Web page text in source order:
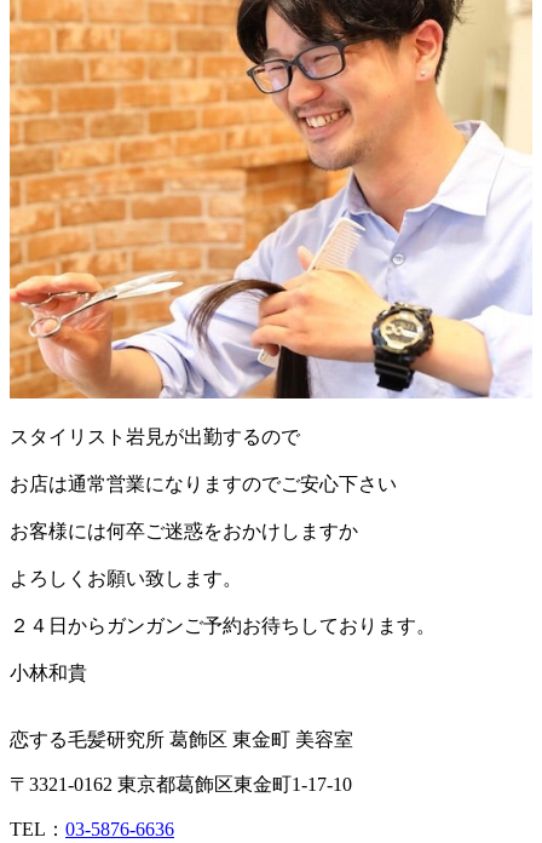
スタイリスト岩見が出勤するので
お店は通常営業になりますのでご安心下さい
お客様には何卒ご迷惑をおかけしますか
よろしくお願い致します。
２４日からガンガンご予約お待ちしております。
小林和貴
恋する毛髪研究所 葛飾区 東金町 美容室
〒3321-0162 東京都葛飾区東金町1-17-10
TEL： 03-5876-6636